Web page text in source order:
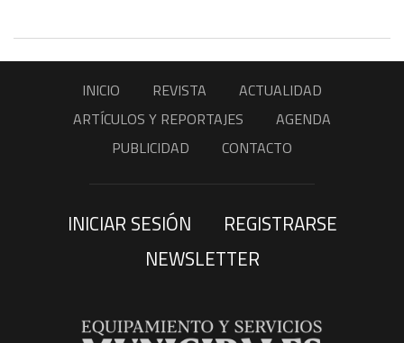
INICIO REVISTA
ACTUALIDAD
ARTÍCULOS Y REPORTAJES
AGENDA
PUBLICIDAD
CONTACTO
INICIAR SESIÓN
REGISTRARSE
NEWSLETTER